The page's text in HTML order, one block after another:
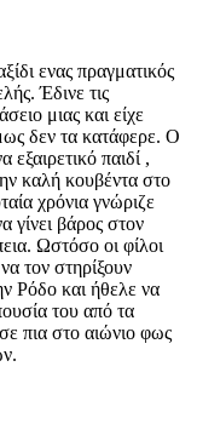
ενας πραγματικός
Έδινε τις
μιας και είχε
δεν τα κατάφερε. Ο
παιδί ,
καλή κουβέντα στο
χρόνια γνώριζε
γίνει βάρος στον
Ωστόσο οι φίλοι
τον στηρίξουν
Ρόδο και ήθελε να
του από τα
πια στο αιώνιο φως